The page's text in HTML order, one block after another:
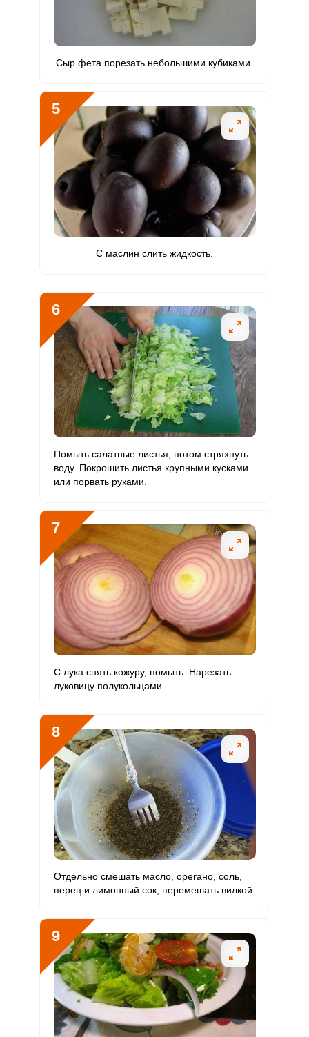
1093 мкг 200 мкг 36
Хром 24.9 мкг 50 мкг 12.4
Цинк 11.8 мг 12 мг 6.5 24.6
Бор 345 мкг 1200 мкг 7.2
Ванадий
Молибден 42.1 мкг 70 мкг 15
Сыр фета порезать небольшими кубиками.
5
С маслин слить жидкость.
6
Помыть салатные листья, потом стряхнуть
воду. Покрошить листья крупными кусками
или порвать руками.
7
С лука снять кожуру, помыть. Нарезать
луковицу полукольцами.
8
Отдельно смешать масло, орегано, соль,
перец и лимонный сок, перемешать вилкой.
9